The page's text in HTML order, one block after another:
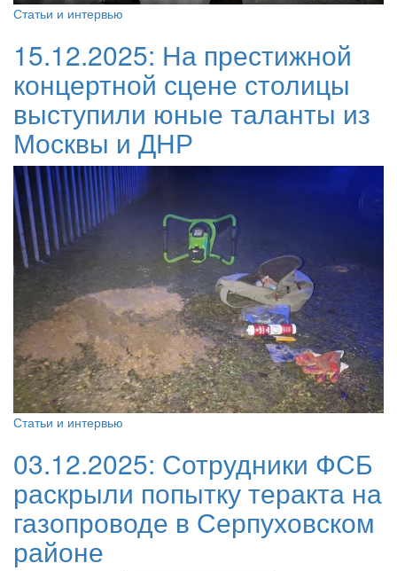
Статьи и интервью
15.12.2025: На престижной
концертной сцене столицы
выступили юные таланты из
Москвы и ДНР
Статьи и интервью
03.12.2025: Сотрудники ФСБ
раскрыли попытку теракта на
газопроводе в Серпуховском
районе